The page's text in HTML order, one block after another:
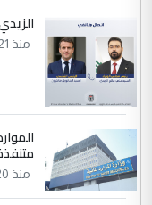
منذ 21 ساعة
منذ 20 ساعة